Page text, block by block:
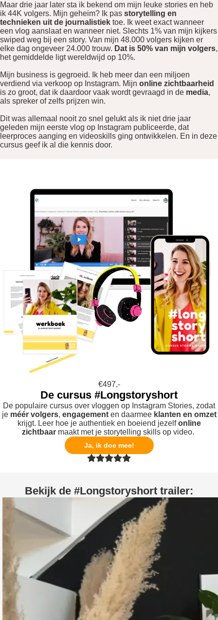
Maar drie jaar later sta ik bekend om mijn leuke stories en heb
ik 44K volgers. Mijn geheim? Ik pas storytelling en
technieken uit de journalistiek toe. Ik weet exact wanneer
een vlog aanslaat en wanneer niet. Slechts 1% van mijn kijkers
swiped weg bij een story. Van mijn 48.000 volgers kijken er
elke dag ongeveer 24.000 trouw. Dat is 50% van mijn volgers,
het gemiddelde ligt wereldwijd op 10%.
Mijn business is gegroeid. Ik heb meer dan een miljoen
verdiend via verkoop op Instagram. Mijn online zichtbaarheid
is zo groot, dat ik daardoor vaak wordt gevraagd in de media,
als spreker of zelfs prijzen win.
Dit was allemaal nooit zo snel gelukt als ik niet drie jaar
geleden mijn eerste vlog op Instagram publiceerde, dat
leerproces aanging en videoskills ging ontwikkelen. En in deze
cursus geef ik al die kennis door.
€497,-
De cursus #Longstoryshort
De populaire cursus over vloggen op Instagram Stories, zodat
je méér volgers, engagementen daarmee klanten en omzet
krijgt. Leer hoe je authentiek en boeiend jezelfonline
zichtbaar maakt met je storytelling skills op video.
Ja, ik doe mee!
Bekijk de #Longstoryshort trailer: